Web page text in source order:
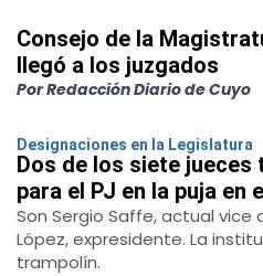
Consejo de la
llegó a los juzgados
Por Redacción Diario de Cuyo
Designaciones en la Legislatura
Dos de los siete jueces
para el PJ en la puja en
Son Sergio Saffe, actual vice
López, expresidente. La
trampolín.